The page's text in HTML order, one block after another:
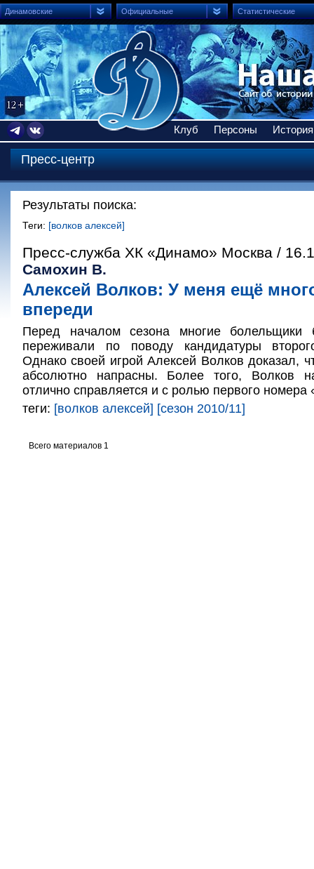
Динамовские Официальные Статистические
Клуб Персоны История
Пресс-центр
Результаты поиска:
Теги: [волков алексей]
Пресс-служба ХК «Динамо» Москва /
Самохин В.
Алексей Волков: У меня ещё
впереди
Перед началом сезона многие болельщики
переживали по поводу кандидатуры
Однако своей игрой Алексей Волков доказал,
абсолютно напрасны. Более того, Волков
отлично справляется и с ролью первого номера
теги: [волков алексей] [сезон 2010/11]
Всего материалов 1